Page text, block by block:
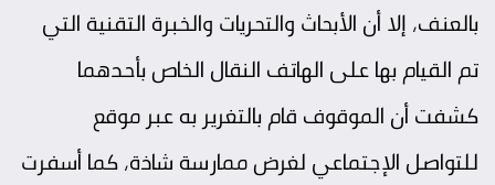
بالعنف، إلا أن الأبحاث والتحريات والخبرة التقنية التي
تم القيام بها على الهاتف النقال الخاص بأحدهما
كشفت أن الموقوف قام بالتغرير به عبر موقع
للتواصل الإجتماعي لغرض ممارسة شاذة، كما أسفرت